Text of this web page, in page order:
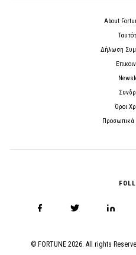
About
Δήλωση
Όροι
Προσωπικά
© FORTUNE 2026. All rights